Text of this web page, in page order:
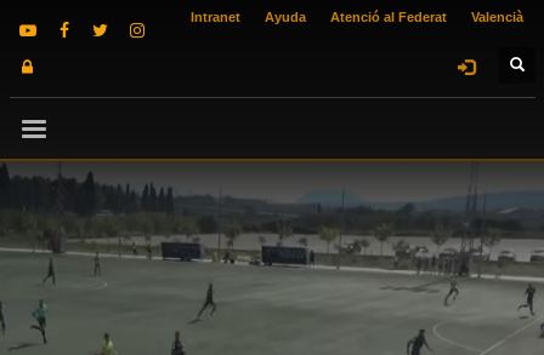
Intranet Ayuda Atenció al Federat Valencià